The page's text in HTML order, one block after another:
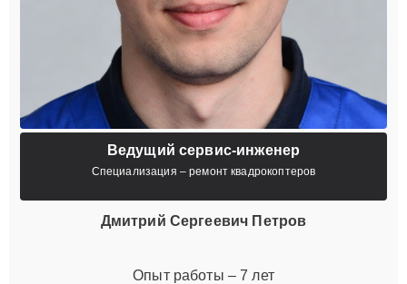
Ведущий сервис-инженер
Специализация – ремонт квадрокоптеров
Дмитрий Сергеевич Петров
Опыт работы – 7 лет